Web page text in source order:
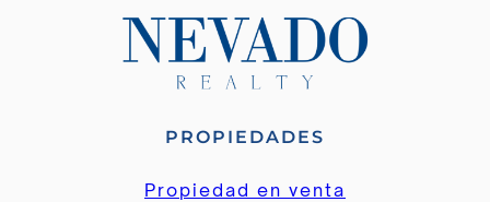
PROPIEDADES
Propiedad en venta